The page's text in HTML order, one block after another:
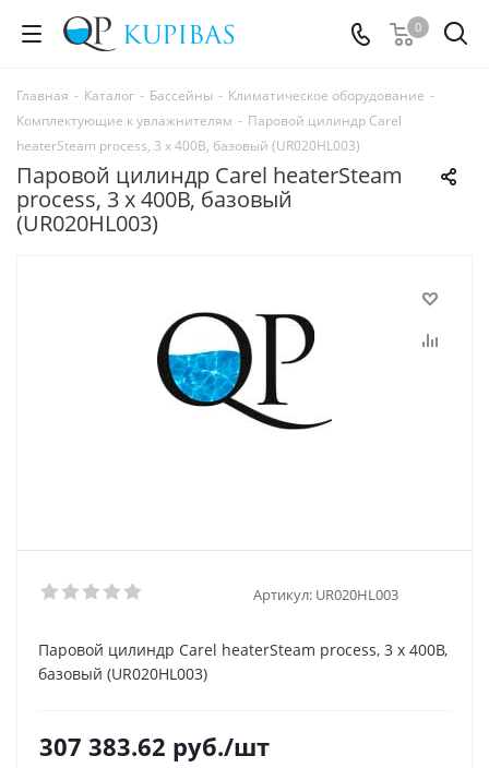
0
Главная - Каталог - Бассейны - Климатическое оборудование -
Комплектующие к увлажнителям - Паровой цилиндр Carel
heaterSteam process, 3 х 400В, базовый (UR020HL003)
Паровой цилиндр Carel heaterSteam
process, 3 х 400В, базовый
(UR020HL003)
Артикул: UR020HL003
Паровой цилиндр Carel heaterSteam process, 3 х 400В,
базовый (UR020HL003)
307 383.62 руб./шт